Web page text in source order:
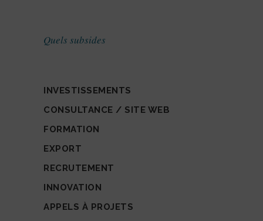
Quels subsides
INVESTISSEMENTS
CONSULTANCE / SITE WEB
FORMATION
EXPORT
RECRUTEMENT
INNOVATION
APPELS À PROJETS